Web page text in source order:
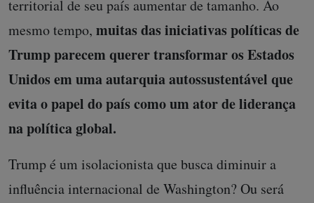
territorial de seu país aumentar de tamanho. Ao
mesmo tempo, muitas das iniciativas políticas de
Trump parecem querer transformar os Estados
Unidos em uma autarquia autossustentável que
evita o papel do país como um ator de liderança
na política global.
Trump é um isolacionista que busca diminuir a
influência internacional de Washington? Ou será